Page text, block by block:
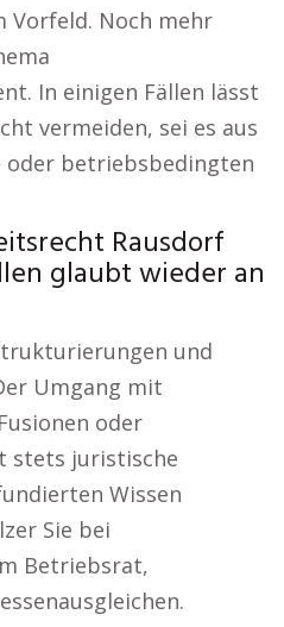
Vorfeld. Noch mehr
In einigen Fällen lässt
vermeiden, sei es aus
oder betriebsbedingten
Rausdorf
glaubt wieder an
und
Umgang mit
oder
stets juristische
Wissen
Sie bei
Betriebsrat,